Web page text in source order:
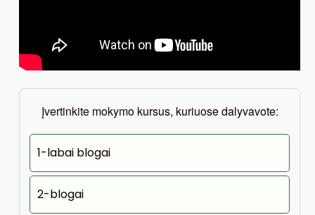
Įvertinkite mokymo kursus, kuriuose dalyvavote:
1-labai blogai
2-blogai